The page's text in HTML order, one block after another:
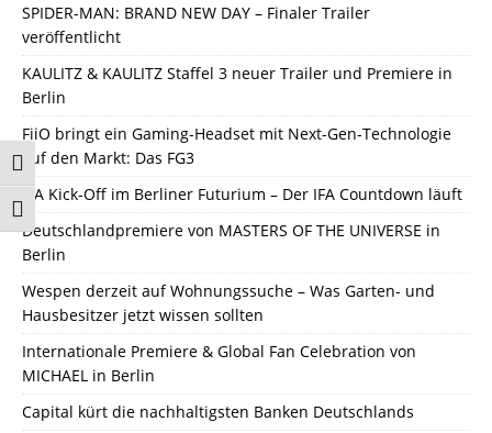
Umschalten auf hohe Kontraste
Schrift vergrößern
SPIDER-MAN: BRAND NEW DAY – Finaler Trailer
veröffentlicht
KAULITZ & KAULITZ Staffel 3 neuer Trailer und Premiere in
Berlin
FiiO bringt ein Gaming-Headset mit Next-Gen-Technologie
auf den Markt: Das FG3
IFA Kick-Off im Berliner Futurium – Der IFA Countdown läuft
Deutschlandpremiere von MASTERS OF THE UNIVERSE in
Berlin
Wespen derzeit auf Wohnungssuche – Was Garten- und
Hausbesitzer jetzt wissen sollten
Internationale Premiere & Global Fan Celebration von
MICHAEL in Berlin
Capital kürt die nachhaltigsten Banken Deutschlands